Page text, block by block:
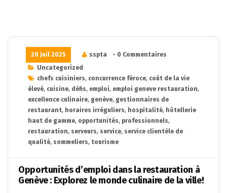
20 Juil 2025 sspta
- 0 Commentaires
Uncategorized
chefs cuisiniers, concurrence féroce, coût de la vie
élevé, cuisine, défis, emploi, emploi geneve restauration,
excellence culinaire, genève, gestionnaires de
restaurant, horaires irréguliers, hospitalité, hôtellerie
haut de gamme, opportunités, professionnels,
restauration, serveurs, service, service clientèle de
qualité, sommeliers, tourisme
Opportunités d’emploi dans la restauration à
Genève : Explorez le monde culinaire de la ville!